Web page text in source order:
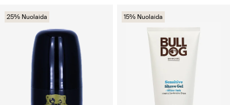
25% Nuolaida 15% Nuolaida